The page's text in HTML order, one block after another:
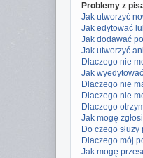
Problemy z
Jak utworzyć
Jak edytować
Jak dodawać
Jak utworzyć
Dlaczego nie
Jak
Dlaczego nie
Dlaczego nie
Dlaczego
Jak mogę
Do czego
Dlaczego mój
Jak mogę